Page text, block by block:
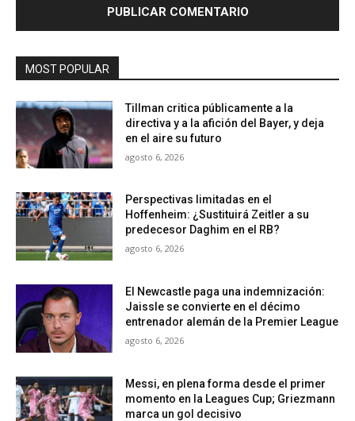
MOST POPULAR
Tillman critica públicamente a la
directiva y a la afición del Bayer, y deja
en el aire su futuro
agosto 6, 2026
Perspectivas limitadas en el
Hoffenheim: ¿Sustituirá Zeitler a su
predecesor Daghim en el RB?
agosto 6, 2026
El Newcastle paga una indemnización:
Jaissle se convierte en el décimo
entrenador alemán de la Premier League
agosto 6, 2026
Messi, en plena forma desde el primer
momento en la Leagues Cup; Griezmann
marca un gol decisivo